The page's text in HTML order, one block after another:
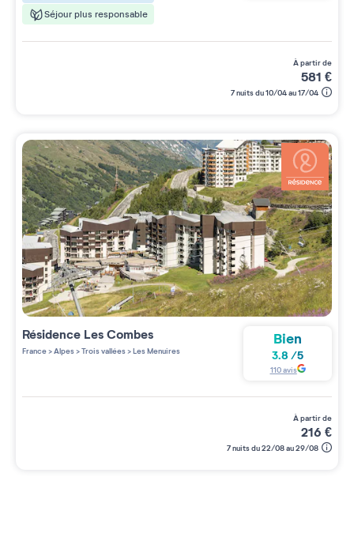
Séjour plus responsable
à partir de
581 €
7 nuits du 10/04 au 17/04
Résidence Les Combes
France>Alpes>Trois vallées>Les Menuires
Bien
3.8 /5
110avis
à partir de
216 €
7 nuits du 22/08 au 29/08